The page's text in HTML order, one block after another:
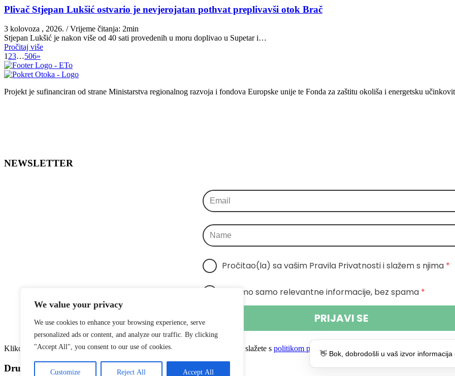
We value your privacy
We use cookies to enhance your browsing experience, serve
personalized ads or content, and analyze our traffic. By clicking
"Accept All", you consent to our use of cookies.
Customize Reject All Accept All
Plivač Stjepan Lukšić ostvario je nevjerojatan pothvat preplivavši otok Brač
3 kolovoza , 2026. / Vrijeme čitanja: 2min
St​jepan Lukšić je nakon više od 40 sati provedenih u moru doplivao u Supetar i…
Pročitaj više
123…506»
Projekt je sufinanciran od strane Ministarstva regionalnog razvoja i fondova Europske unije te Fonda za zaštitu okoliša i energetsku
NEWSLETTER
Pročitao(la) sa vašim Pravila Privatnosti i slažem s njima *
Šaljemo samo relevantne informacije, bez spama *
PRIJAVI SE
Klikom na gumb dajete suglasnost za primanje novosti Pokreta Otoka te se slažete s politikom privatnosti.
Društvene mreže
👋 Bok, dobrodošli u vaš izvor